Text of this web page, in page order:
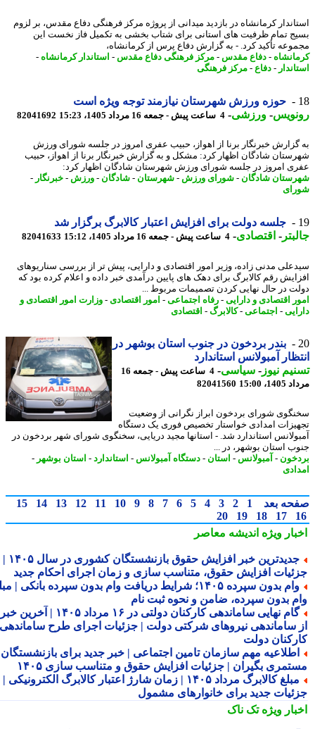
کرمانشاه در بازدید میدانی از پروژه مرکز فرهنگی دفاع مقدس، بر لزوم
تمام ظرفیت های استانی برای شتاب بخشی به تکمیل فاز نخست این
تأکید کرد. - به گزارش دفاع پرس از کرمانشاه،
-دفاع مقدس-مرکز فرهنگی دفاع مقدس-استاندار کرمانشاه-
-دفاع -مرکز فرهنگی
حوزه ورزش شهرستان نیازمند توجه ویژه است
-ورزشی-4 ساعت پیش - جمعه 16 مرداد 1405، 15:23 82041692
خبرنگار برنا از اهواز، حبیب عفری امروز در جلسه شورای ورزش
شادگان اظهار کرد: مشکل و به گزارش خبرنگار برنا از اهواز، حبیب
امروز در جلسه شورای ورزش شهرستان شادگان اظهار کرد:
شادگان-شورای ورزش -شهرستان-شادگان-ورزش -خبرنگار -
جلسه دولت برای افزایش اعتبار کالابرگ برگزار شد
-اقتصادی-4 ساعت پیش - جمعه 16 مرداد 1405، 15:12 82041633
مدنی زاده، وزیر امور اقتصادی و دارایی، پیش تر از بررسی سناریوهای
رقم کالابرگ برای دهک های پایین درآمدی خبر داده و اعلام کرده بود که
در حال نهایی کردن تصمیمات مربوط ...
اقتصادی و دارایی- رفاه اجتماعی-امور اقتصادی-وزارت امور اقتصادی و
- اجتماعی-کالابرگ- اقتصادی
بندر بردخون در جنوب استان بوشهر در
آمبولانس استاندارد
نیوز-سیاسی-
4 ساعت پیش - جمعه 16
15:00
82041560
شورای بردخون ابراز نگرانی از وضعیت
امدادی خواستار تخصیص فوری یک دستگاه
استاندارد شد. - استانها مجید دریایی، سخنگوی شورای شهر بردخون در
استان بوشهر، در ...
-آمبولانس-استان-دستگاه آمبولانس-استاندارد- استان بوشهر-
بعد 1
2
3
4
5
6
7
8
9
10
11
12
13
14
15
17
18
19
20
ویژهاندیشه معاصر
جدیدترین خبر افزایش حقوق بازنشستگان کشوری در سال ۱۴۰۵ |
افزایش حقوق، متناسب سازی و زمان اجرای احکام جدید
وام بدون سپرده ۱۴۰۵؛ شرایط دریافت وام بدون سپرده بانکی | مبلغ
بدون سپرده، ضامن و نحوه ثبت نام
گام نهایی ساماندهی کارکنان دولتی در ۱۶ مرداد ۱۴۰۵ | آخرین خبر
ساماندهی نیروهای شرکتی دولت | جزئیات اجرای طرح ساماندهی
دولت
مهم سازمان تامین اجتماعی | خبر جدید برای بازنشستگان و
بگیران | جزئیات افزایش حقوق و متناسب سازی ۱۴۰۵
مبلغ کالابرگ مرداد ۱۴۰۵ | زمان شارژ اعتبار کالابرگ الکترونیکی |
جدید برای خانوارهای مشمول
ویژهتک ناک